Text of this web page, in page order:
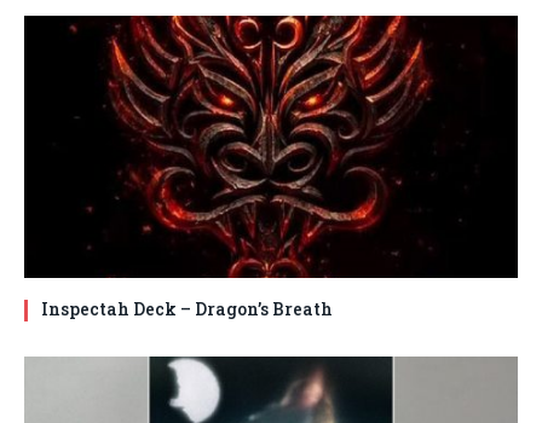
Inspectah Deck – Dragon’s Breath